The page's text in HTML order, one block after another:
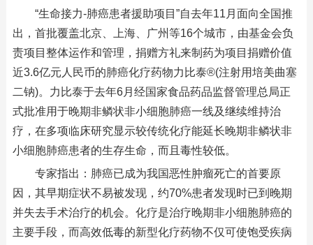
“生命接力-肺癌患者援助项目”自去年11月面向全国推
出，首批覆盖北京、上海、广州等16个城市，由基金会负
责项目整体运作和管理，捐赠方礼来制药为项目捐赠价值
近3.6亿元人民币的肺癌化疗药物力比泰®(注射用培美曲塞
二钠)。力比泰于去年6月经国家食品药品监督管理总局正
式批准用于晚期非鳞状非小细胞肺癌一线及继续维持治
疗，在多项临床研究显示较传统化疗能延长晚期非鳞状非
小细胞肺癌患者的生存生命，而且毒性较低。
专家指出：肺癌已成为我国恶性肿瘤死亡的首要原
因，其早期症状不易被发现，约70%患者发现时已到晚期
并失去手术治疗的机会。化疗是治疗晚期非小细胞肺癌的
主要手段，而高效低毒的新型化疗药物不仅可使饱受疾病